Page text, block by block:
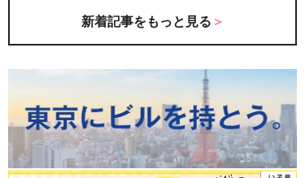
新着記事をもっと見る